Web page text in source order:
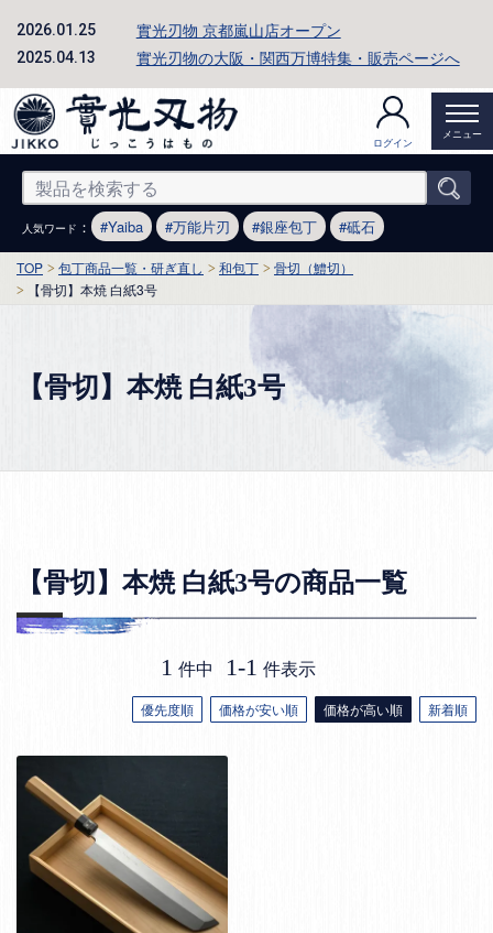
2026.01.25 實光刃物 京都嵐山店オープン
2025.04.13 實光刃物の大阪・関西万博特集・販売ページへ
ログイン
メニュー
人気ワード ： Yaiba 万能片刃 銀座包丁 砥石
TOP 包丁商品一覧・研ぎ直し 和包丁
骨切（鱧切）
【骨切】本焼 白紙3号
【骨切】本焼 白紙3号
【骨切】本焼 白紙3号の商品一覧
優先度順 価格が安い順 価格が高い順 新着順
1 件中 1-1 件表示